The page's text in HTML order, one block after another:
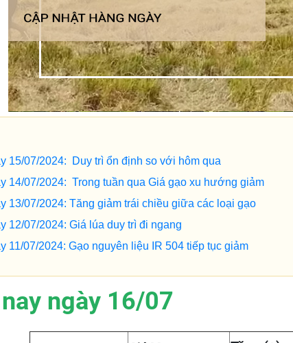
15/07/2024: Duy trì ổn định so với hôm qua
14/07/2024: Trong tuần qua Giá gạo xu hướng giảm
13/07/2024: Tăng giảm trái chiều giữa các loại gạo
12/07/2024: Giá lúa duy trì đi ngang
11/07/2024: Gạo nguyên liệu IR 504 tiếp tục giảm
ngày 16/07